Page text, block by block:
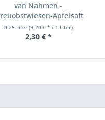
van Nahmen -
Apfelsaft
Späte...
0.25 Liter(9,20 € * / 1 Liter)
2,30 € *